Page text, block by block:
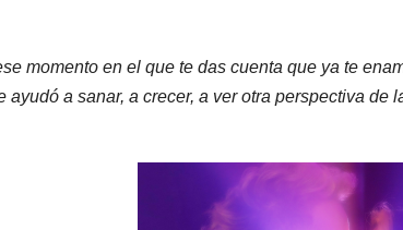
momento en el que te das cuenta que ya te
a sanar, a crecer, a ver otra perspectiva